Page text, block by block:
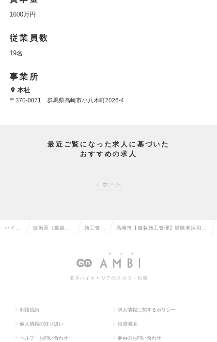
1600万円
従業員数
19名
事業所
本社
〒370-0071 群馬県高崎市小八木町2026-4
最近ご覧になった求人に基づいた
おすすめの求人
ホーム
ハイク 技術系（建築・ 施工管理
の転職
高崎市【舗装施工管理】経験者採用/
害を防ぎ地域を守るの求人情報
若手ハイキャリアのスカウト転職
利用規約 求人情報に関するポリシー
個人情報の取り扱い 推奨環境
ヘルプ・お問い合わせ 参画のお問い合わせ